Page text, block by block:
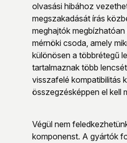
olvasási hibához
megszakadását írás
meghajtók
mérnöki csoda, amely
különösen a többrétegű
tartalmaznak több
visszafelé kompatibilitás
összegzésképpen el kell
Végül nem
komponenst. A gyártók